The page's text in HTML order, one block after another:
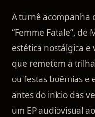
A turnê acompanha
“Femme Fatale”, de
estética nostálgica e
que remetem a
ou festas boêmias e
antes do início das
um EP audiovisual